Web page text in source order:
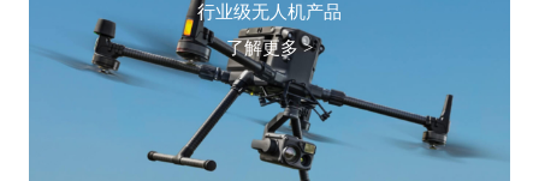
行业级无人机产品
了解更多 >